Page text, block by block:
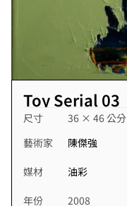
Toy Serial 03
尺寸
36 × 46 公分
藝術家
陳傑強
媒材 油彩
年份 2008